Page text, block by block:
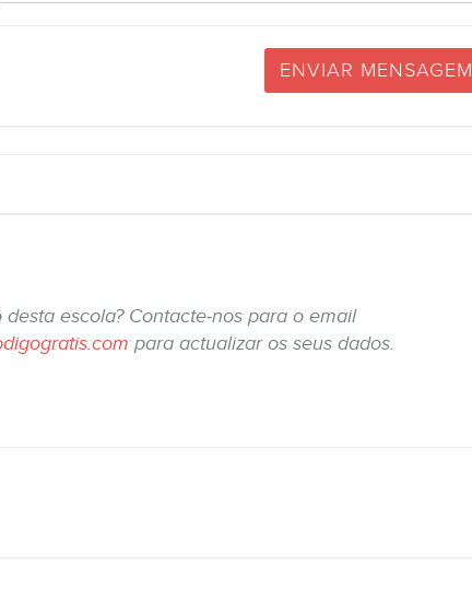
ENVIAR MENSAGEM
escola? Contacte-nos para o email
para actualizar os seus dados.